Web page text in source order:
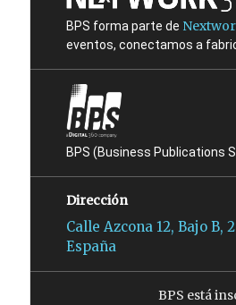
BPS forma parte de
eventos, conectamos a
BPS (Business Publications
Dirección
Calle Azcona 12, Bajo B,
España
BPS está